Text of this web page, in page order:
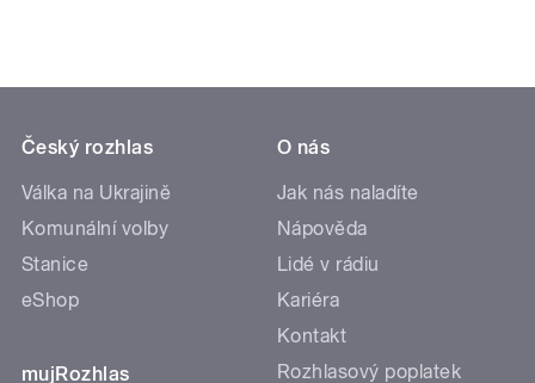
Český rozhlas
Válka na Ukrajině
Komunální volby
Stanice
eShop
mujRozhlas
O nás
Jak nás naladíte
Nápověda
Lidé v rádiu
Kariéra
Kontakt
Rozhlasový poplatek